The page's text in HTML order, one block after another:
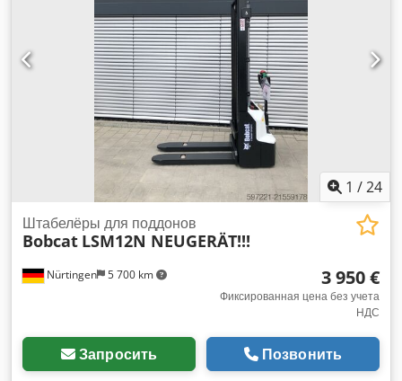
1 /24
Nürtingen 5 700 km
Штабелёры для поддонов
Bobcat LSM12N NEUGERÄT!!!
3 950 €
Фиксированная цена без учета
НДС
Запросить Позвонить